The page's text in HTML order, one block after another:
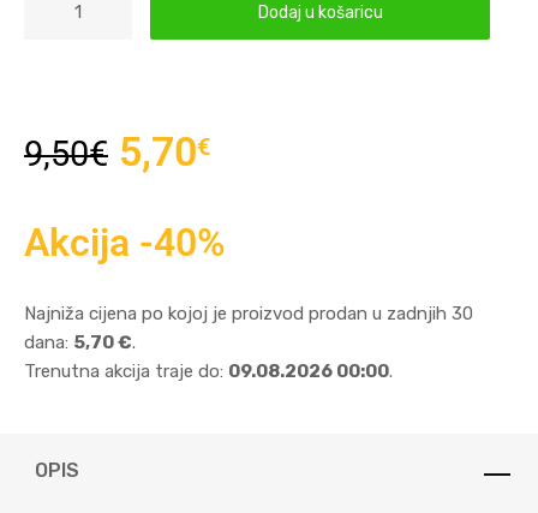
Dodaj u košaricu
9,50€ 5,70€
Akcija -40%
Najniža cijena po kojoj je proizvod prodan u zadnjih 30
dana: 5,70 €.
Trenutna akcija traje do: 09.08.2026 00:00.
OPIS